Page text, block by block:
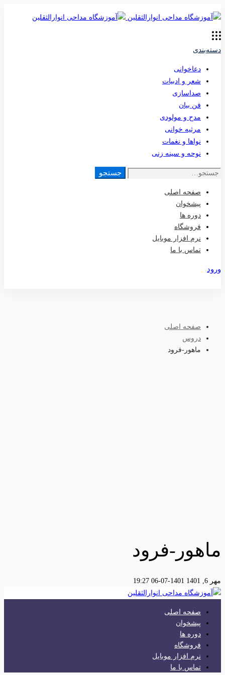
دسته‌بندی
دعاخوانی
شعر و ادبیات
صداسازی
فن بیان
مدح و مولودی
مرثیه خوانی
نواها و نغمات
نوحه و سینه زنی
جستجو
صفحه اصلی
پیشخوان
دوره ها
فروشگاه
نرم افزار موبایل
تماس با ما
ورود
صفحه اصلی
دروس
ماهور-فرود
ماهور-فرود
مهر 6, 1401 1401-07-06 19:27
صفحه اصلی
پیشخوان
دوره ها
فروشگاه
نرم افزار موبایل
تماس با ما